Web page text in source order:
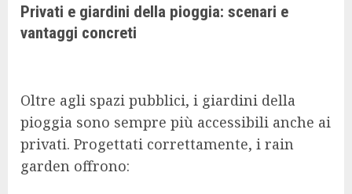
Privati e giardini della pioggia: scenari e
vantaggi concreti
Oltre agli spazi pubblici, i giardini della
pioggia sono sempre più accessibili anche ai
privati. Progettati correttamente, i rain
garden offrono: